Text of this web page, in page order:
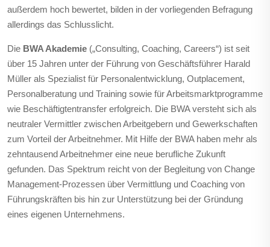
außerdem hoch bewertet, bilden in der vorliegenden Befragung
allerdings das Schlusslicht.
Die BWA Akademie („Consulting, Coaching, Careers“) ist seit
über 15 Jahren unter der Führung von Geschäftsführer Harald
Müller als Spezialist für Personalentwicklung, Outplacement,
Personalberatung und Training sowie für Arbeitsmarktprogramme
wie Beschäftigtentransfer erfolgreich. Die BWA versteht sich als
neutraler Vermittler zwischen Arbeitgebern und Gewerkschaften
zum Vorteil der Arbeitnehmer. Mit Hilfe der BWA haben mehr als
zehntausend Arbeitnehmer eine neue berufliche Zukunft
gefunden. Das Spektrum reicht von der Begleitung von Change
Management-Prozessen über Vermittlung und Coaching von
Führungskräften bis hin zur Unterstützung bei der Gründung
eines eigenen Unternehmens.